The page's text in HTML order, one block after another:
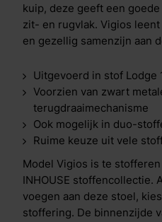
kuip, deze geeft een
zit- en rugvlak. Vigios
en gezellig samenzijn aan
Uitgevoerd in stof Lodge
Voorzien van zwart
terugdraaimechanisme
Ook mogelijk in duo-
Ruime keuze uit vele
Model Vigios is te
INHOUSE stoffencollectie.
voegen aan deze stoel,
stoffering. De binnenzijde